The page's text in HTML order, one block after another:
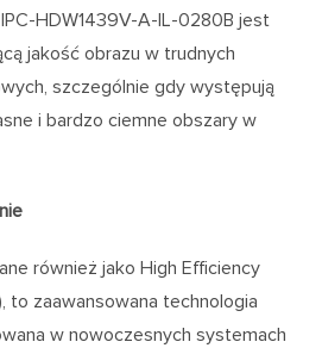
HDW1439V-A-IL-0280B jest
jakość obrazu w trudnych
szczególnie gdy występują
i bardzo ciemne obszary w
również jako High Efficiency
to zaawansowana technologia
w nowoczesnych systemach